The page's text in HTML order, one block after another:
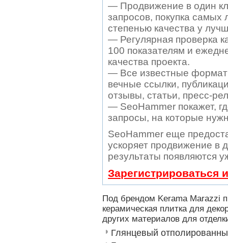
— Продвижение в один
запросов, покупка
степенью качества у
— Регулярная проверка
100 показателям и
качества проекта.
— Все известные
вечные ссылки,
отзывы, статьи, пресс-
— SeoHammer покажет,
запросы, на которые
SeoHammer еще
ускоряет продвижение в
результаты появляются
Зарегистрироваться
Под брендом Kerama Marazzi
керамическая плитка для
других материалов для
Глянцевый